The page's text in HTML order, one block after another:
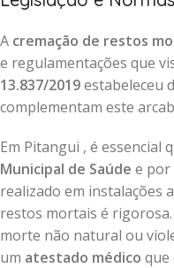
A cremação de restos
e regulamentações que
13.837/2019estabeleceu
complementam este
Em Pitangui , é essencial
Municipal de Saúde e por
realizado em instalações
restos mortais é
morte não natural ou
um atestado médico que